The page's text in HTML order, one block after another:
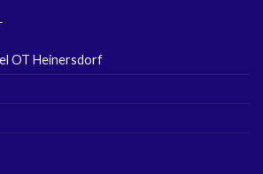
OT Heinersdorf